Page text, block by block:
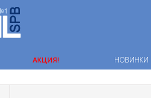
АКЦИЯ! НОВИНКИ